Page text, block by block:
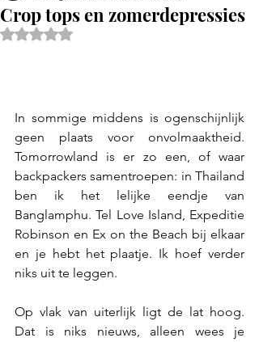
Crop tops en zomerdepressies
Beoordeeld met NaN uit 5 sterren.
In sommige middens is ogenschijnlijk
geen plaats voor onvolmaaktheid.
Tomorrowland is er zo een, of waar
backpackers samentroepen: in Thailand
ben ik het lelijke eendje van
Banglamphu. Tel Love Island, Expeditie
Robinson en Ex on the Beach bij elkaar
en je hebt het plaatje. Ik hoef verder
niks uit te leggen.
Op vlak van uiterlijk ligt de lat hoog.
Dat is niks nieuws, alleen wees je